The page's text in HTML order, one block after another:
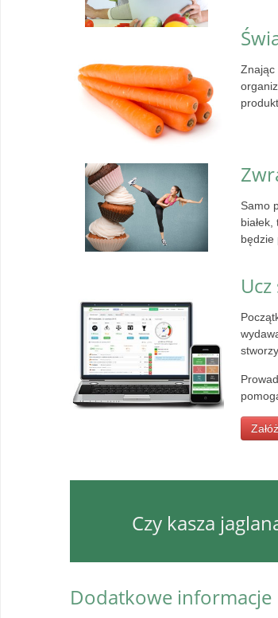
Znając
Samo
będzie
Czy kasza
Dodatkowe informacje